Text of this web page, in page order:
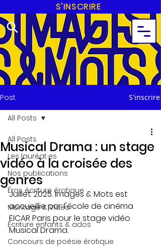
S'INSCRIRE
Post S'inscrire
All Posts
Les lauréat·es
Nos publications
Éros écriture érotique
Montage & Vidéo
Écriture enfants & ados
Concours de poésie érotique
All Posts
Musical Drama : un stage
vidéo à la croisée des
genres
Juillet 2025. Images & Mots est
accueillie par l'école de cinéma
EICAR Paris pour le stage vidéo
Musical Drama.